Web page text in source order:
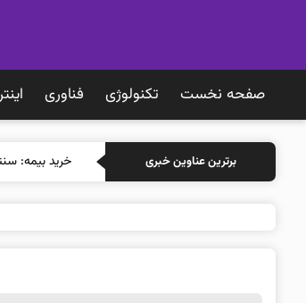
صفحه نخست تکنولوژی فناوری
برترین عناوین خبری خرید